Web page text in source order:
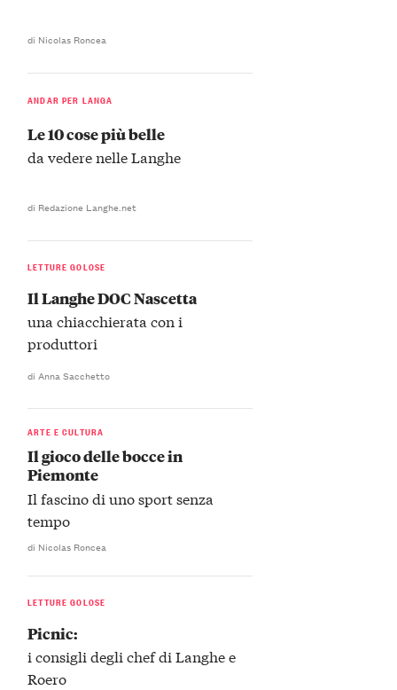
di Nicolas Roncea
ANDAR PER LANGA
Le 10 cose più belle
da vedere nelle Langhe
di Redazione Langhe.net
LETTURE GOLOSE
Il Langhe DOC Nascetta
una chiacchierata con i
produttori
di Anna Sacchetto
ARTE E CULTURA
Il gioco delle bocce in
Piemonte
Il fascino di uno sport senza
tempo
di Nicolas Roncea
LETTURE GOLOSE
Picnic:
i consigli degli chef di Langhe e
Roero